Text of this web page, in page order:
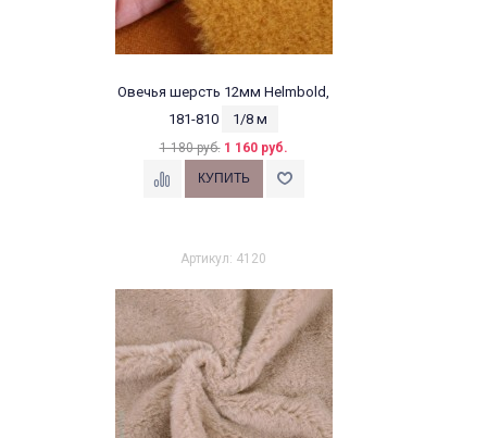
Овечья шерсть 12мм Helmbold,
181-810
1/8 м
1 180 руб. 1 160 руб.
Артикул: 4120